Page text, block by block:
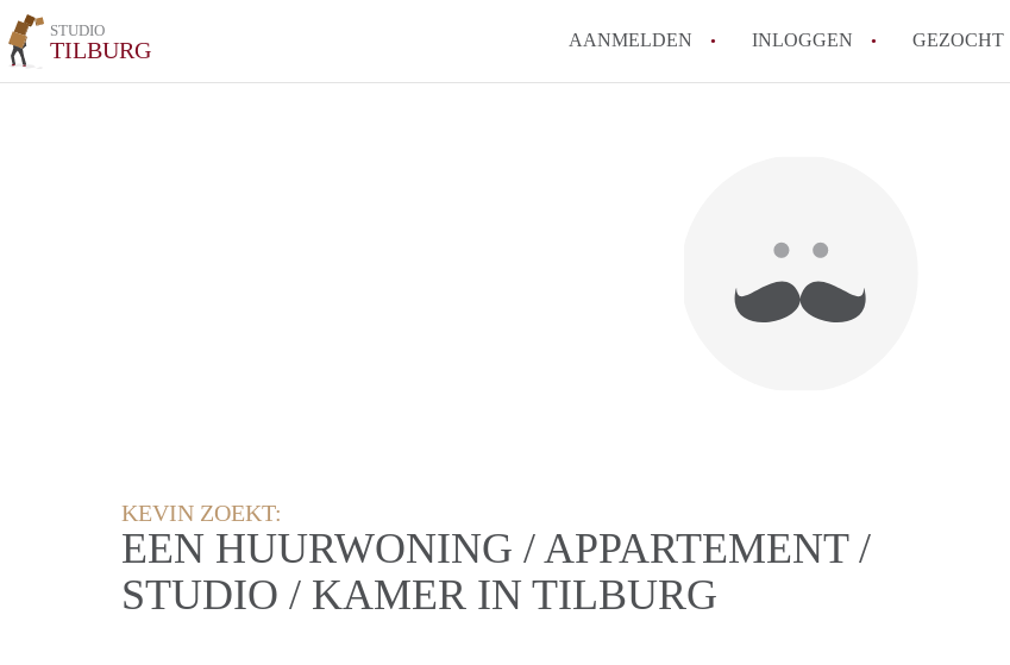
STUDIO
TILBURG AANMELDEN INLOGGEN GEZOCHT
Alle veelgestelde vragen
KEVIN ZOEKT:
EEN HUURWONING / APPARTEMENT /
STUDIO / KAMER IN TILBURG